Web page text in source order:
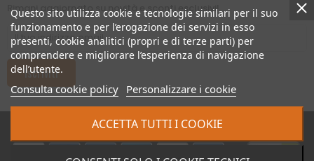
Questo sito utilizza cookie e tecnologie similari per il suo
funzionamento e per l’erogazione dei servizi in esso
presenti, cookie analitici (propri e di terze parti) per
comprendere e migliorare l’esperienza di navigazione
dell’utente.
Consulta cookie policy Personalizzare i cookie
ACCETTA TUTTI I COOKIE
Rimani aggiornato su novità e sconti esclusivi!
Iscriviti
© 2026 - Bertoni iWear srl P.IVA: IT03591430123